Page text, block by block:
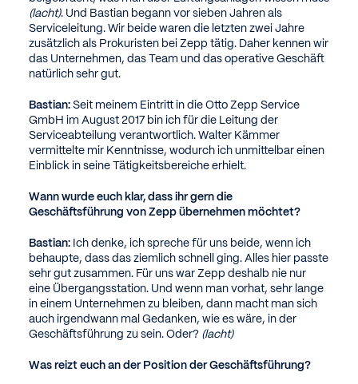
(lacht). Und Bastian begann vor sieben Jahren als
Serviceleitung. Wir beide waren die letzten zwei Jahre
zusätzlich als Prokuristen bei Zepp tätig. Daher kennen wir
das Unternehmen, das Team und das operative Geschäft
natürlich sehr gut.
Bastian: Seit meinem Eintritt in die Otto Zepp Service
GmbH im August 2017 bin ich für die Leitung der
Serviceabteilung verantwortlich. Walter Kämmer
vermittelte mir Kenntnisse, wodurch ich unmittelbar einen
Einblick in seine Tätigkeitsbereiche erhielt.
Wann wurde euch klar, dass ihr gern die
Geschäftsführung von Zepp übernehmen möchtet?
Bastian: Ich denke, ich spreche für uns beide, wenn ich
behaupte, dass das ziemlich schnell ging. Alles hier passte
sehr gut zusammen. Für uns war Zepp deshalb nie nur
eine Übergangsstation. Und wenn man vorhat, sehr lange
in einem Unternehmen zu bleiben, dann macht man sich
auch irgendwann mal Gedanken, wie es wäre, in der
Geschäftsführung zu sein. Oder? (lacht)
Was reizt euch an der Position der Geschäftsführung?